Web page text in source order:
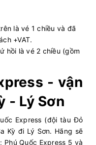
là vé 1 chiều và đã
+VAT.
hồi là vé 2 chiều (gồm
- vận
- Lý Sơn
Express (đội tàu Đỏ
Kỳ đi Lý Sơn. Hãng sẽ
Quốc Express 5 và